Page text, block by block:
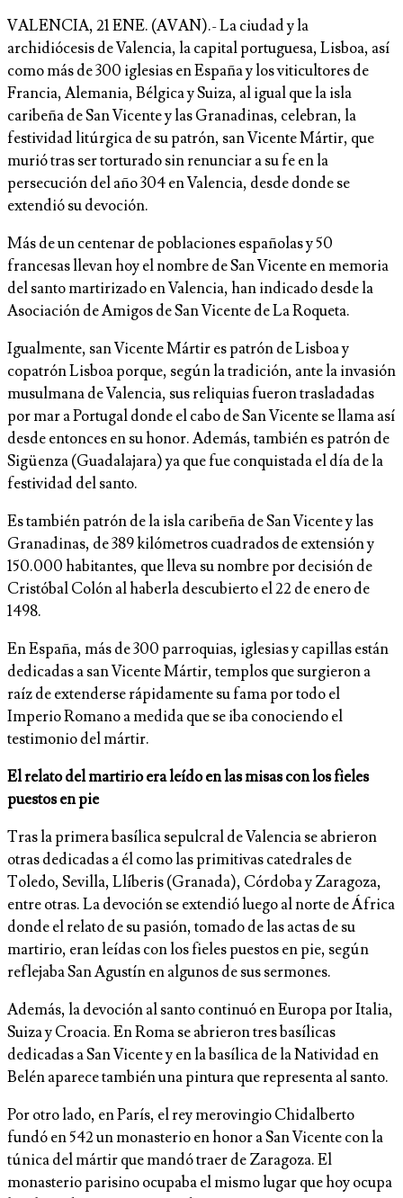
VALENCIA, 21 ENE. (AVAN).- La ciudad y la
archidiócesis de Valencia, la capital portuguesa, Lisboa, así
como más de 300 iglesias en España y los viticultores de
Francia, Alemania, Bélgica y Suiza, al igual que la isla
caribeña de San Vicente y las Granadinas, celebran, la
festividad litúrgica de su patrón, san Vicente Mártir, que
murió tras ser torturado sin renunciar a su fe en la
persecución del año 304 en Valencia, desde donde se
extendió su devoción.
Más de un centenar de poblaciones españolas y 50
francesas llevan hoy el nombre de San Vicente en memoria
del santo martirizado en Valencia, han indicado desde la
Asociación de Amigos de San Vicente de La Roqueta.
Igualmente, san Vicente Mártir es patrón de Lisboa y
copatrón Lisboa porque, según la tradición, ante la invasión
musulmana de Valencia, sus reliquias fueron trasladadas
por mar a Portugal donde el cabo de San Vicente se llama así
desde entonces en su honor. Además, también es patrón de
Sigüenza (Guadalajara) ya que fue conquistada el día de la
festividad del santo.
Es también patrón de la isla caribeña de San Vicente y las
Granadinas, de 389 kilómetros cuadrados de extensión y
150.000 habitantes, que lleva su nombre por decisión de
Cristóbal Colón al haberla descubierto el 22 de enero de
1498.
En España, más de 300 parroquias, iglesias y capillas están
dedicadas a san Vicente Mártir, templos que surgieron a
raíz de extenderse rápidamente su fama por todo el
Imperio Romano a medida que se iba conociendo el
testimonio del mártir.
El relato del martirio era leído en las misas con los fieles
puestos en pie
Tras la primera basílica sepulcral de Valencia se abrieron
otras dedicadas a él como las primitivas catedrales de
Toledo, Sevilla, Llíberis (Granada), Córdoba y Zaragoza,
entre otras. La devoción se extendió luego al norte de África
donde el relato de su pasión, tomado de las actas de su
martirio, eran leídas con los fieles puestos en pie, según
reflejaba San Agustín en algunos de sus sermones.
Además, la devoción al santo continuó en Europa por Italia,
Suiza y Croacia. En Roma se abrieron tres basílicas
dedicadas a San Vicente y en la basílica de la Natividad en
Belén aparece también una pintura que representa al santo.
Por otro lado, en París, el rey merovingio Chidalberto
fundó en 542 un monasterio en honor a San Vicente con la
túnica del mártir que mandó traer de Zaragoza. El
monasterio parisino ocupaba el mismo lugar que hoy ocupa